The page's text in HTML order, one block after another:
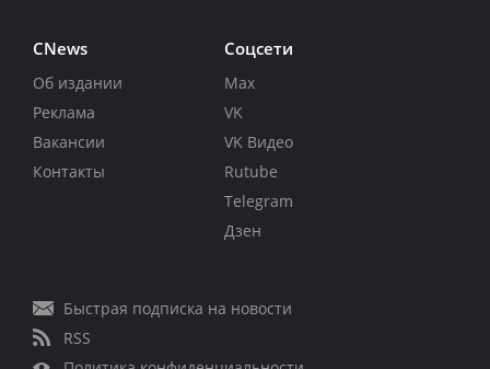
CNews
Об издании
Реклама
Вакансии
Контакты
Соцсети
Max
VK
VK Видео
Rutube
Telegram
Дзен
Быстрая подписка на новости
RSS